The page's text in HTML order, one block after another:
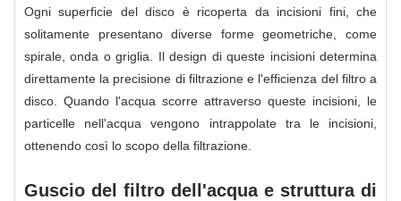
Ogni superficie del disco è ricoperta da incisioni fini, che
solitamente presentano diverse forme geometriche, come
spirale, onda o griglia. Il design di queste incisioni determina
direttamente la precisione di filtrazione e l'efficienza del filtro a
disco. Quando l'acqua scorre attraverso queste incisioni, le
particelle nell'acqua vengono intrappolate tra le incisioni,
ottenendo così lo scopo della filtrazione.
Guscio del filtro dell'acqua e struttura di